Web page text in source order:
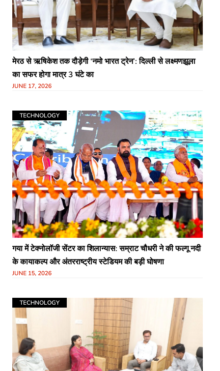
मेरठ से ऋषिकेश तक दौड़ेगी ‘नमो भारत ट्रेन’: दिल्ली से लक्ष्मणझूला
का सफर होगा मात्र 3 घंटे का
JUNE 17, 2026
TECHNOLOGY
गया में टेक्नोलॉजी सेंटर का शिलान्यास: सम्राट चौधरी ने की फल्गू नदी
के कायाकल्प और अंतरराष्ट्रीय स्टेडियम की बड़ी घोषणा
JUNE 15, 2026
TECHNOLOGY